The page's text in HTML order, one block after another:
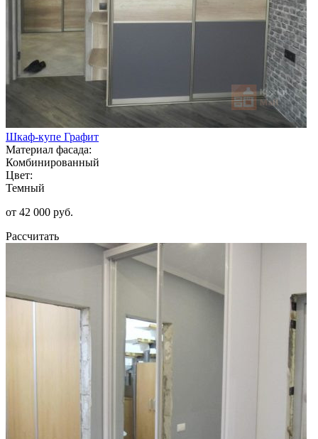
Шкаф-купе Графит
Материал фасада:
Комбинированный
Цвет:
Темный
от 42 000 руб.
Рассчитать